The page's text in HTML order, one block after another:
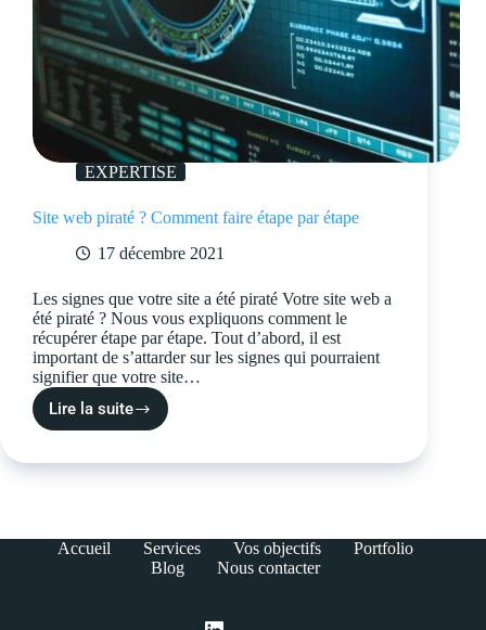
EXPERTISE
Site web piraté ? Comment faire étape par étape
17 décembre 2021
Les signes que votre site a été piraté Votre site web a
été piraté ? Nous vous expliquons comment le
récupérer étape par étape. Tout d’abord, il est
important de s’attarder sur les signes qui pourraient
signifier que votre site…
Lire la suite
Accueil Services Vos objectifs
Portfolio
Blog
Nous contacter